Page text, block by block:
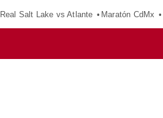
Real Salt Lake vs Atlante Maratón CdMx